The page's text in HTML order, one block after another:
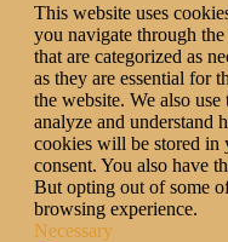
This website uses
you navigate through
that are categorized as
as they are essential for
the website. We also
analyze and understand
cookies will be stored
consent. You also have
But opting out of some
browsing experience.
Necessary